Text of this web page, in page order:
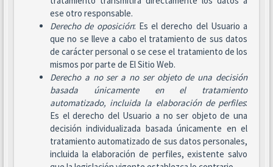
ese otro responsable.
Derecho de oposición: Es el derecho del Usuario a
que no se lleve a cabo el tratamiento de sus datos
de carácter personal o se cese el tratamiento de los
mismos por parte de El Sitio Web.
Derecho a no ser a no ser objeto de una decisión
basada únicamente en el tratamiento
automatizado, incluida la elaboración de perfiles:
Es el derecho del Usuario a no ser objeto de una
decisión individualizada basada únicamente en el
tratamiento automatizado de sus datos personales,
incluida la elaboración de perfiles, existente salvo